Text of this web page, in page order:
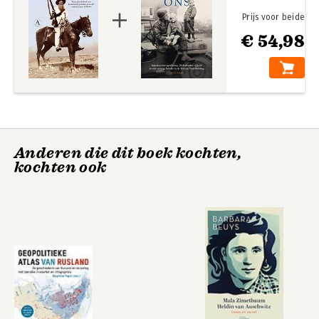
€ 54,98
Prijs voor beide
Anderen die dit boek kochten,
kochten ook